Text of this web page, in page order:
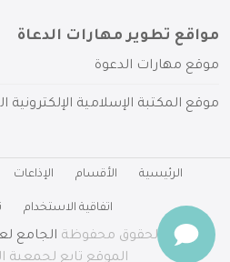
مواقع تطوير مهارات الدعاة
موقع مهارات الدعوة
موقع المكتبة الإسلامية الإلكترونية
الرئيسية الأقسام الإذاعات
اتفاقية الاستخدام
جميع الحقوق محفوظة الجامع
الموقع تابع لجمعية